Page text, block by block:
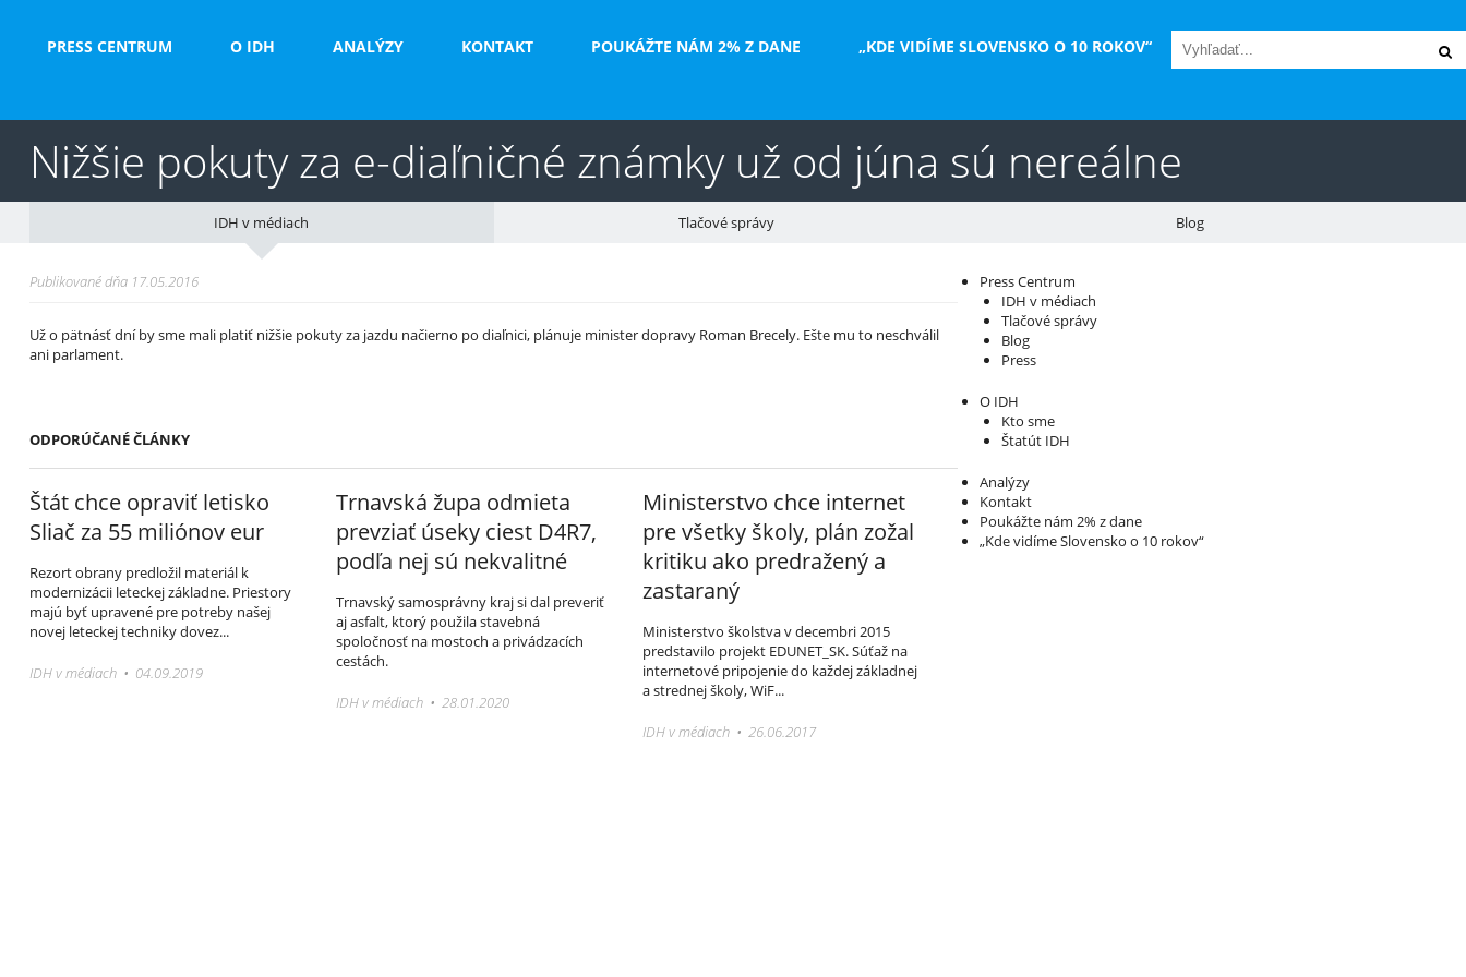
PRESS CENTRUM O IDH ANALÝZY KONTAKT POUKÁŽTE NÁM 2% Z DANE „KDE VIDÍME SLOVENSKO O 10 ROKOV“
Nižšie pokuty za e-diaľničné známky už od júna sú nereálne
IDH v médiach Tlačové správy Blog
Publikované dňa 17.05.2016
Už o pätnásť dní by sme mali platiť nižšie pokuty za jazdu načierno po diaľnici, plánuje minister dopravy Roman Brecely. Ešte mu to neschválil
ani parlament.
ODPORÚČANÉ ČLÁNKY
Štát chce opraviť letisko
Sliač za 55 miliónov eur
Rezort obrany predložil materiál k
modernizácii leteckej základne. Priestory
majú byť upravené pre potreby našej
novej leteckej techniky dovez...
IDH v médiach • 04.09.2019
Trnavská župa odmieta
prevziať úseky ciest D4R7,
podľa nej sú nekvalitné
Trnavský samosprávny kraj si dal preveriť
aj asfalt, ktorý použila stavebná
spoločnosť na mostoch a privádzacích
cestách.
IDH v médiach • 28.01.2020
Ministerstvo chce internet
pre všetky školy, plán zožal
kritiku ako predražený a
zastaraný
Ministerstvo školstva v decembri 2015
predstavilo projekt EDUNET_SK. Súťaž na
internetové pripojenie do každej základnej
a strednej školy, WiF...
IDH v médiach • 26.06.2017
Váš sprievodca svetom infraštruktúry a
ekonomiky
Press Centrum
IDH v médiach
Tlačové správy
Blog
Press
O IDH
Kto sme
Štatút IDH
Analýzy
Kontakt
Poukážte nám 2% z dane
„Kde vidíme Slovensko o 10 rokov“